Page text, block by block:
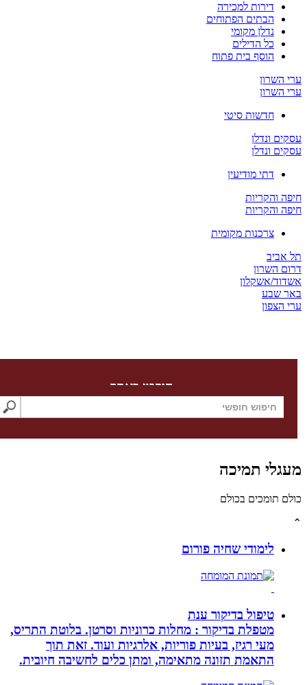
דירות למכירה
הבתים הפתוחים
נדלן מקומי
כל הדילים
הוסף בית פתוח
השרון
השרון
חדשות סיטי
ונדלן
ונדלן
דתי מודיעין
והקריות
והקריות
צרכנות מקומית
אביב
השרון
אשקלון
שבע
הצפון
חיפוש באתר
תמיכה
תומכים בכולם
לימודי שחיה פורום
טיפול בדיקור ענת
מטפלת בדיקור : מחלות כרוניות וסרטן. בלוטת התריס,
מעי רגיז, בעיות פוריות, אלרגיות ועוד. זאת תוך
התאמת תזונה מתאימה, ומתן כלים לחשיבה חיובית.